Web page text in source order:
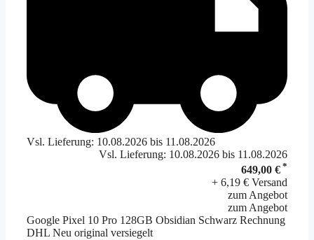
Vsl. Lieferung: 10.08.2026 bis 11.08.2026
Vsl. Lieferung: 10.08.2026 bis 11.08.2026
649,00 € *
+ 6,19 € Versand
zum Angebot
zum Angebot
Google Pixel 10 Pro 128GB Obsidian Schwarz Rechnung
DHL Neu original versiegelt